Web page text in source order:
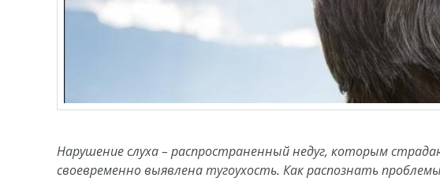
Нарушение слуха – распространенный недуг, которым
своевременно выявлена тугоухость. Как распознать